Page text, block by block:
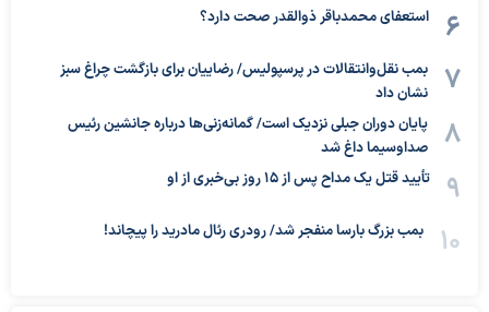
استعفای محمدباقر ذوالقدر صحت دارد؟
بمب نقل‌وانتقالات در پرسپولیس/ رضاییان برای بازگشت چراغ سبز
نشان داد
پایان دوران جبلی نزدیک است/ گمانه‌زنی‌ها درباره جانشین رئیس
صداوسیما داغ شد
تأیید قتل یک مداح پس از ۱۵ روز بی‌خبری از او
بمب بزرگ بارسا منفجر شد/ رودری رئال مادرید را پیچاند!